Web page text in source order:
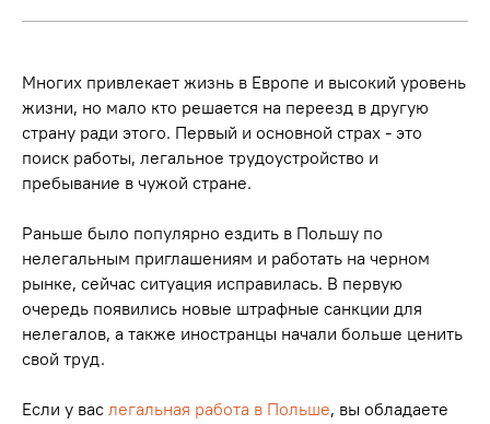
Многих привлекает жизнь в Европе и высокий уровень
жизни, но мало кто решается на переезд в другую
страну ради этого. Первый и основной страх - это
поиск работы, легальное трудоустройство и
пребывание в чужой стране.
Раньше было популярно ездить в Польшу по
нелегальным приглашениям и работать на черном
рынке, сейчас ситуация исправилась. В первую
очередь появились новые штрафные санкции для
нелегалов, а также иностранцы начали больше ценить
свой труд.
Если у вас легальная работа в Польше, вы обладаете